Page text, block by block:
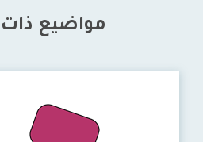
مواضيع